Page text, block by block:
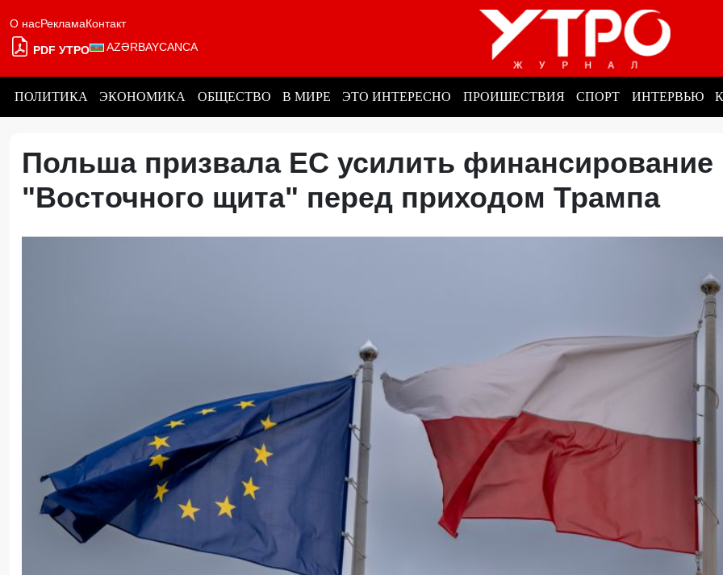
О насРекламаКонтакт
PDF УТРО AZƏRBAYCANCA
ПОЛИТИКА ЭКОНОМИКА ОБЩЕСТВО В МИРЕ ЭТО ИНТЕРЕСНО ПРОИШЕСТВИЯ СПОРТ ИНТЕРВЬЮ
Польша призвала ЕС усилить финансирование
"Восточного щита" перед приходом Трампа